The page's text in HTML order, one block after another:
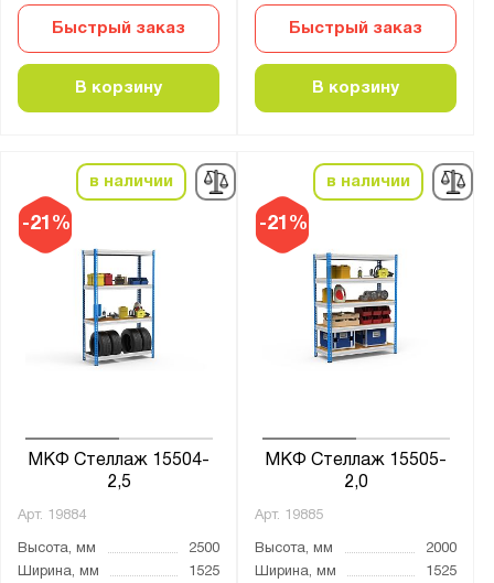
Быстрый заказ
В корзину
Быстрый заказ
В корзину
-21%
в наличии
МКФ Стеллаж 15504-
2,5
Арт. 19884
Высота, мм
2500
Ширина, мм
1525
-21%
в наличии
МКФ Стеллаж 15505-
2,0
Арт. 19885
Высота, мм
2000
Ширина, мм
1525